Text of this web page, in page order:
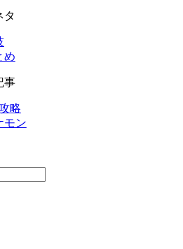
タ
め
事
略
モン